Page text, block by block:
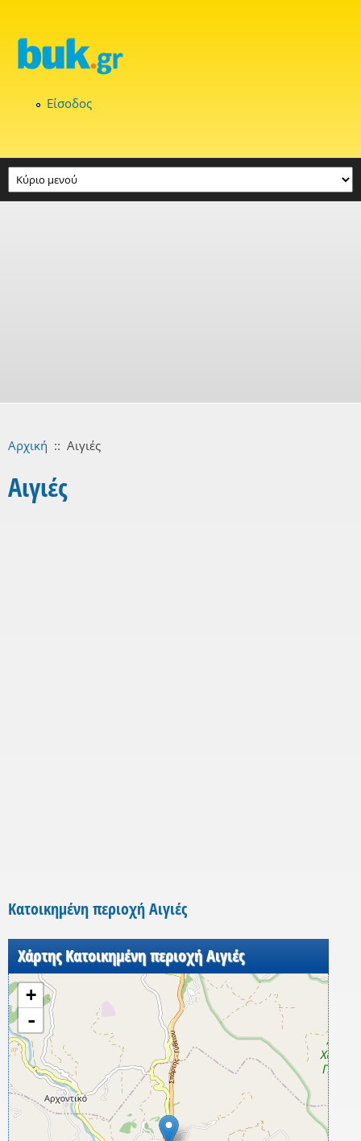
Είσοδος
Αρχική :: Αιγιές
Αιγιές
Κατοικημένη περιοχή Αιγιές
Χάρτης Κατοικημένη περιοχή Αιγιές
+
-